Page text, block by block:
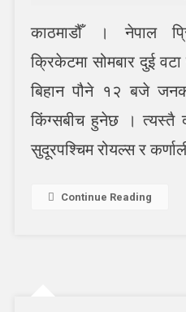
काठमाडौँ । नेपाल
क्रिकेटमा सोमबार दुई
बिहान पौने १२ बजे
किंग्सबीच हुनेछ । त्यस्तै
सुदूरपश्चिम रोयल्स र
Continue Reading